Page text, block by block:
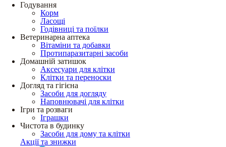
Годування
Корм
Ласощі
Годівниці та поїлки
Ветеринарна аптека
Вітаміни та добавки
Протипаразитарні засоби
Домашній затишок
Аксесуари для клітки
Клітки та переноски
Догляд та гігієна
Засоби для догляду
Наповнювачі для клітки
Ігри та розваги
Іграшки
Чистота в будинку
Засоби для дому та клітки
Акції та знижки